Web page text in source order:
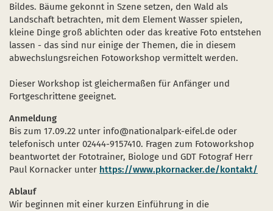
Bildes. Bäume gekonnt in Szene setzen, den Wald als
Landschaft betrachten, mit dem Element Wasser spielen,
kleine Dinge groß ablichten oder das kreative Foto entstehen
lassen - das sind nur einige der Themen, die in diesem
abwechslungsreichen Fotoworkshop vermittelt werden.
Dieser Workshop ist gleichermaßen für Anfänger und
Fortgeschrittene geeignet.
Anmeldung
Bis zum 17.09.22 unter info@nationalpark-eifel.de oder
telefonisch unter 02444-9157410. Fragen zum Fotoworkshop
beantwortet der Fototrainer, Biologe und GDT Fotograf Herr
Paul Kornacker unter https://www.pkornacker.de/kontakt/
Ablauf
Wir beginnen mit einer kurzen Einführung in die